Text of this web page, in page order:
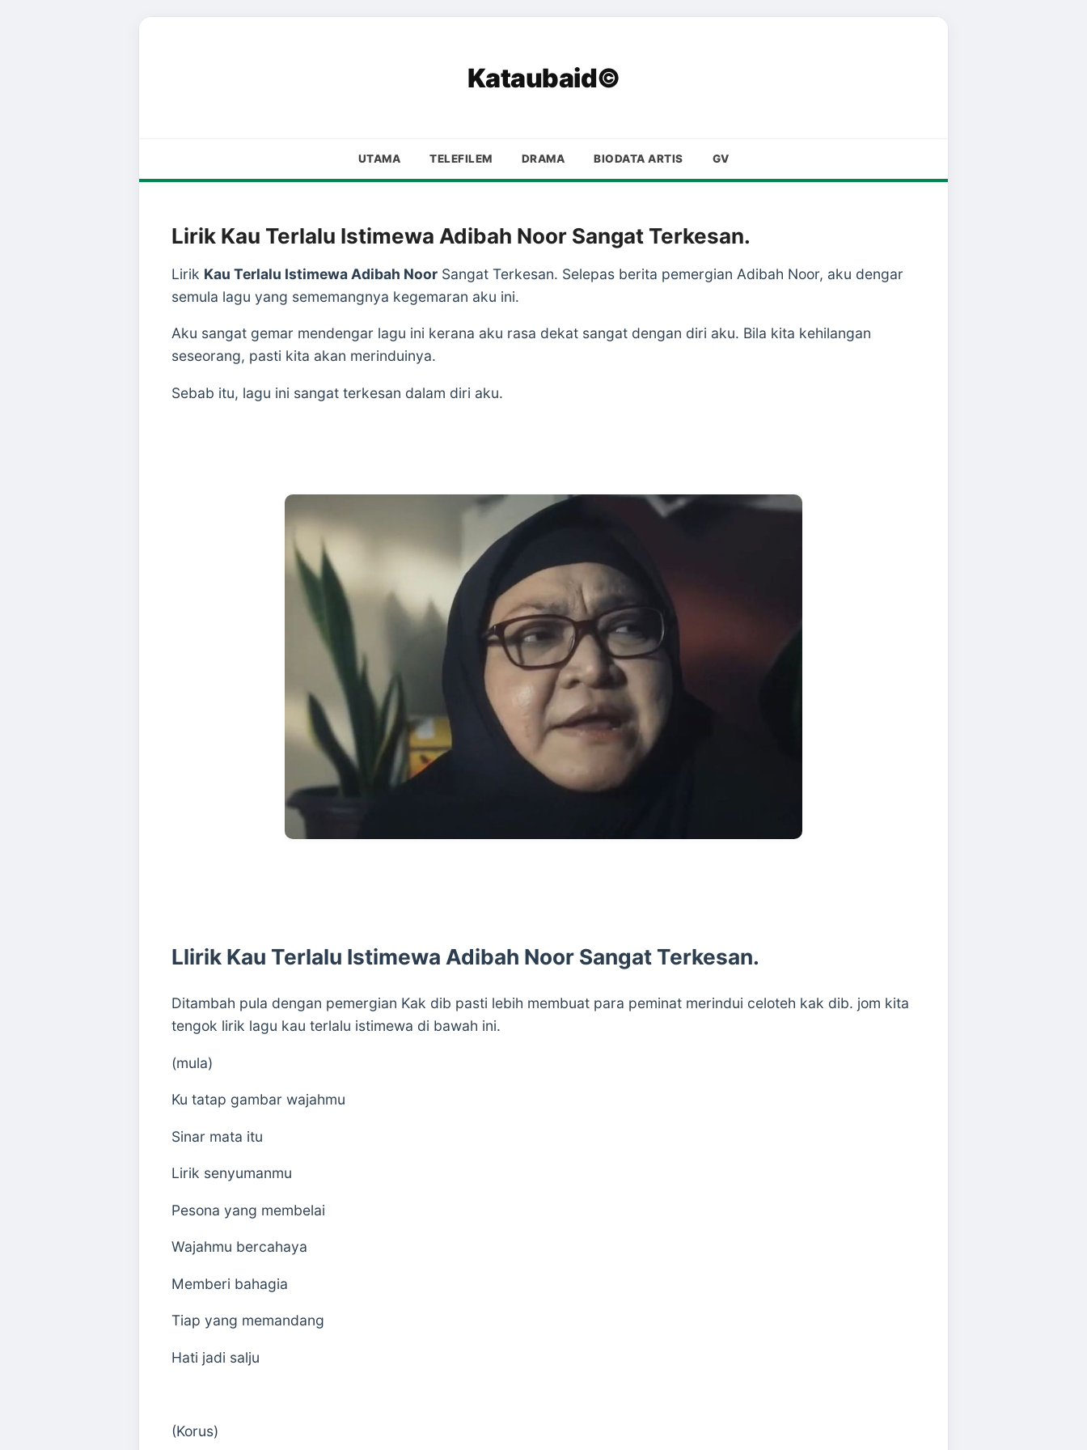
Kataubaid©
UTAMA TELEFILEM DRAMA BIODATA ARTIS GV
Lirik Kau Terlalu Istimewa Adibah Noor Sangat Terkesan.
Lirik Kau Terlalu Istimewa Adibah Noor Sangat Terkesan. Selepas berita pemergian Adibah Noor, aku dengar
semula lagu yang sememangnya kegemaran aku ini.
Aku sangat gemar mendengar lagu ini kerana aku rasa dekat sangat dengan diri aku. Bila kita kehilangan
seseorang, pasti kita akan merinduinya.
Sebab itu, lagu ini sangat terkesan dalam diri aku.
Llirik Kau Terlalu Istimewa Adibah Noor Sangat Terkesan.
Ditambah pula dengan pemergian Kak dib pasti lebih membuat para peminat merindui celoteh kak dib. jom kita
tengok lirik lagu kau terlalu istimewa di bawah ini.
(mula)
Ku tatap gambar wajahmu
Sinar mata itu
Lirik senyumanmu
Pesona yang membelai
Wajahmu bercahaya
Memberi bahagia
Tiap yang memandang
Hati jadi salju
(Korus)